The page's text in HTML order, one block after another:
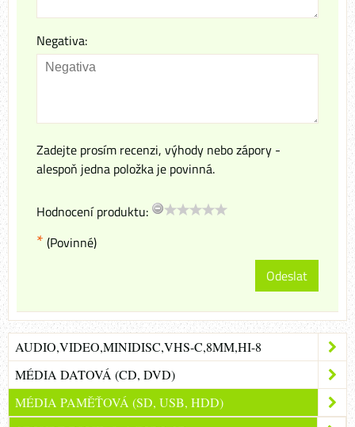
Negativa:
Zadejte prosím recenzi, výhody nebo zápory -
alespoň jedna položka je povinná.
Hodnocení produktu:
* (Povinné)
Odeslat
AUDIO,VIDEO,MINIDISC,VHS-C,8MM,HI-8
MÉDIA DATOVÁ (CD, DVD)
MÉDIA PAMĚŤOVÁ (SD, USB, HDD)